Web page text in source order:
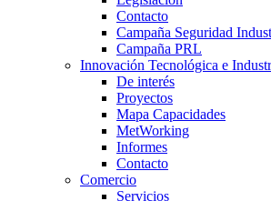
Contacto
Campaña Seguridad
Campaña PRL
Innovación Tecnológica e
De interés
Proyectos
Mapa Capacidades
MetWorking
Informes
Contacto
Comercio
Servicios